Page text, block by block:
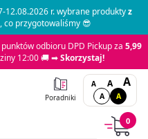
12.08.2026 r. wybrane produktyz
co przygotowaliśmy 😎
odbioru DPD Pickup za 5,99
12:00 🚚 ➡Skorzystaj!
Poradniki
A A A
A A
0